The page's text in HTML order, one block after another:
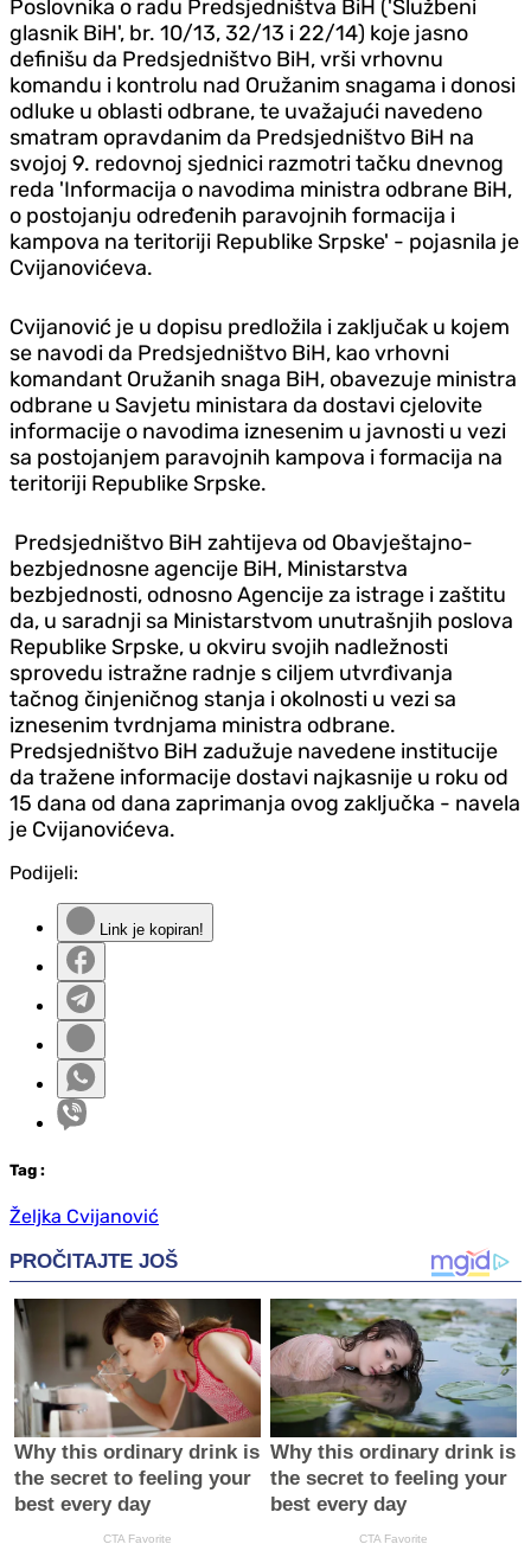
Poslovnika o radu Predsjedništva BiH ('Službeni
glasnik BiH', br. 10/13, 32/13 i 22/14) koje jasno
definišu da Predsjedništvo BiH, vrši vrhovnu
komandu i kontrolu nad Oružanim snagama i donosi
odluke u oblasti odbrane, te uvažajući navedeno
smatram opravdanim da Predsjedništvo BiH na
svojoj 9. redovnoj sjednici razmotri tačku dnevnog
reda 'Informacija o navodima ministra odbrane BiH,
o postojanju određenih paravojnih formacija i
kampova na teritoriji Republike Srpske' - pojasnila je
Cvijanovićeva.
Cvijanović je u dopisu predložila i zaključak u kojem
se navodi da Predsjedništvo BiH, kao vrhovni
komandant Oružanih snaga BiH, obavezuje ministra
odbrane u Savjetu ministara da dostavi cjelovite
informacije o navodima iznesenim u javnosti u vezi
sa postojanjem paravojnih kampova i formacija na
teritoriji Republike Srpske.
Predsjedništvo BiH zahtijeva od Obavještajno-
bezbjednosne agencije BiH, Ministarstva
bezbjednosti, odnosno Agencije za istrage i zaštitu
da, u saradnji sa Ministarstvom unutrašnjih poslova
Republike Srpske, u okviru svojih nadležnosti
sprovedu istražne radnje s ciljem utvrđivanja
tačnog činjeničnog stanja i okolnosti u vezi sa
iznesenim tvrdnjama ministra odbrane.
Predsjedništvo BiH zadužuje navedene institucije
da tražene informacije dostavi najkasnije u roku od
15 dana od dana zaprimanja ovog zaključka - navela
je Cvijanovićeva.
Podijeli:
Link je kopiran!
Tag :
Željka Cvijanović